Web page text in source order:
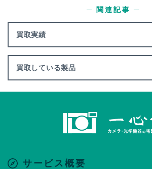
買取実績
─ 関連記事 ─
買取している製品
サービス概要